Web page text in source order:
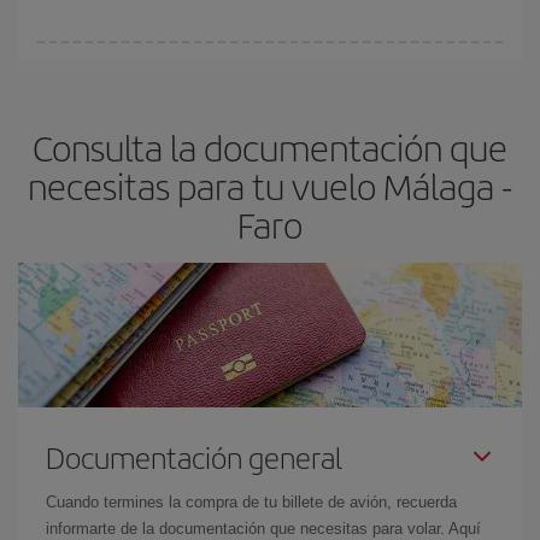
Consulta la documentación que
necesitas para tu vuelo Málaga -
Faro
Documentación general
Cuando termines la compra de tu billete de avión, recuerda
informarte de la documentación que necesitas para volar. Aquí